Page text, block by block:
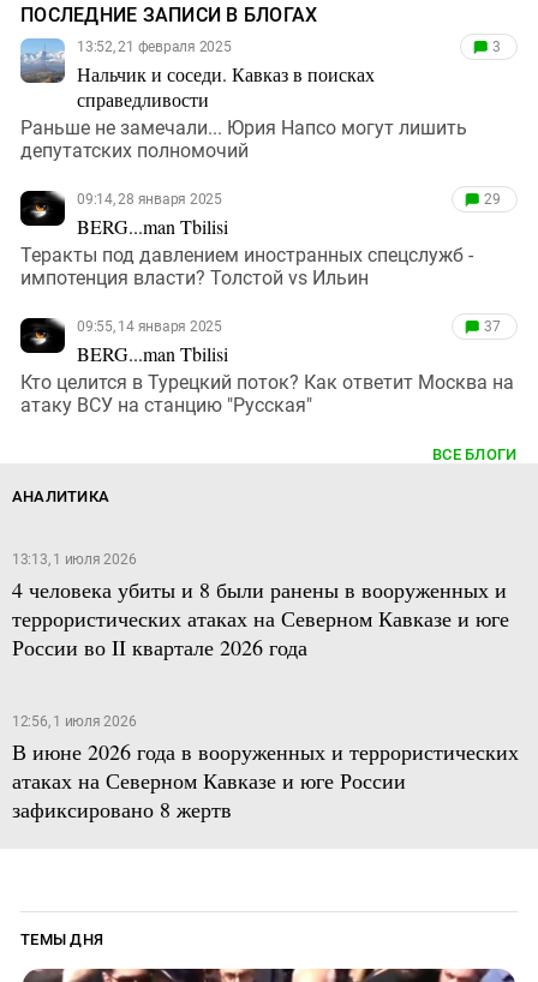
ПОСЛЕДНИЕ ЗАПИСИ В БЛОГАХ
13:52, 21 февраля 2025
Нальчик и соседи. Кавказ в поисках
справедливости
3
Раньше не замечали... Юрия Напсо могут лишить
депутатских полномочий
09:14, 28 января 2025
BERG...man Tbilisi
29
Теракты под давлением иностранных спецслужб -
импотенция власти? Толстой vs Ильин
09:55, 14 января 2025
BERG...man Tbilisi
37
Кто целится в Турецкий поток? Как ответит Москва на
атаку ВСУ на станцию "Русская"
ВСЕ БЛОГИ
АНАЛИТИКА
13:13, 1 июля 2026
4 человека убиты и 8 были ранены в вооруженных и
террористических атаках на Северном Кавказе и юге
России во II квартале 2026 года
12:56, 1 июля 2026
В июне 2026 года в вооруженных и террористических
атаках на Северном Кавказе и юге России
зафиксировано 8 жертв
ТЕМЫ ДНЯ